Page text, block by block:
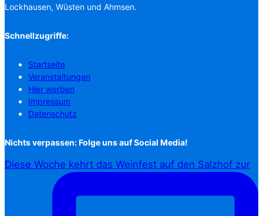
Lockhausen, Wüsten und Ahmsen.
Schnellzugriffe:
Startseite
Veranstaltungen
Hier werben
Impressum
Datenschutz
Nichts verpassen: Folge uns auf Social Media!
Diese Woche kehrt das Weinfest auf den Salzhof zur